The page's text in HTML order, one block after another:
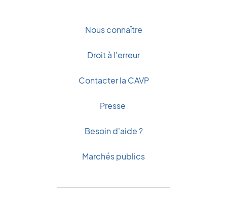
Nous connaître
Droit à l'erreur
Contacter la CAVP
Presse
Besoin d'aide ?
Marchés publics